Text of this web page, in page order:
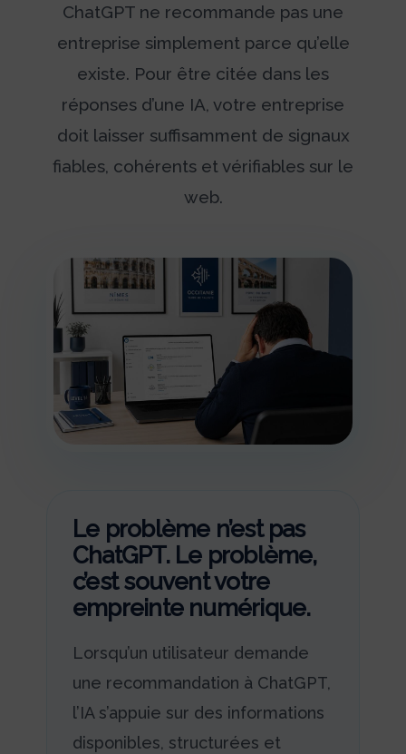
ChatGPT ne recommande pas une
entreprise simplement parce qu’elle
existe. Pour être citée dans les
réponses d’une IA, votre entreprise
doit laisser suffisamment de signaux
fiables, cohérents et vérifiables sur le
web.
Le problème n’est pas
ChatGPT. Le problème,
c’est souvent votre
empreinte numérique.
Lorsqu’un utilisateur demande
une recommandation à ChatGPT,
l’IA s’appuie sur des informations
disponibles, structurées et